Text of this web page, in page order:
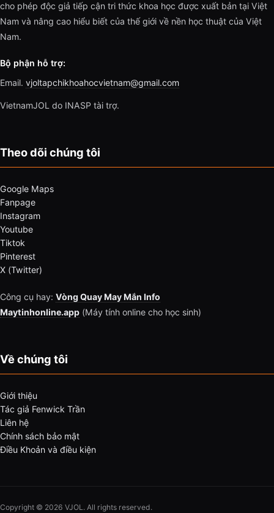
cho phép độc giả tiếp cận tri thức khoa học được xuất bản tại Việt
Nam và nâng cao hiểu biết của thế giới về nền học thuật của Việt
Nam.
Bộ phận hỗ trợ:
Email. vjoltapchikhoahocvietnam@gmail.com
VietnamJOL do INASP tài trợ.
Theo dõi chúng tôi
Google Maps
Fanpage
Instagram
Youtube
Tiktok
Pinterest
X (Twitter)
Công cụ hay: Vòng Quay May Mắn Info
Maytinhonline.app (Máy tính online cho học sinh)
Về chúng tôi
Giới thiệu
Tác giả Fenwick Trần
Liên hệ
Chính sách bảo mật
Điều Khoản và điều kiện
Copyright © 2026 VJOL. All rights reserved.